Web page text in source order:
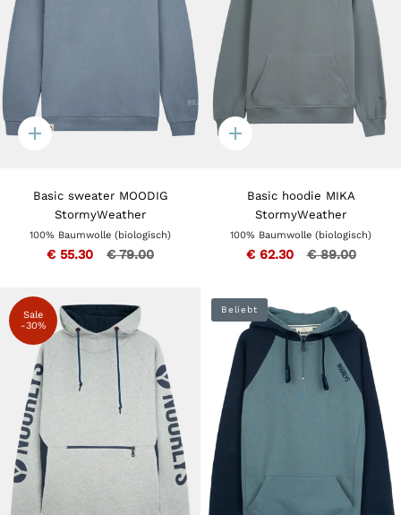
Quick
Basic sweater MOODIG
StormyWeather
100% Baumwolle (biologisch)
€ 55.30 € 79.00
Quick
Basic hoodie MIKA
StormyWeather
100% Baumwolle (biologisch)
€ 62.30 € 89.00
Sale
-30%
Beliebt